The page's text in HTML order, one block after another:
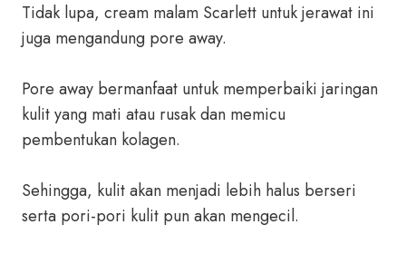
Tidak lupa, cream malam Scarlett untuk jerawat ini
juga mengandung pore away.
Pore away bermanfaat untuk memperbaiki jaringan
kulit yang mati atau rusak dan memicu
pembentukan kolagen.
Sehingga, kulit akan menjadi lebih halus berseri
serta pori-pori kulit pun akan mengecil.